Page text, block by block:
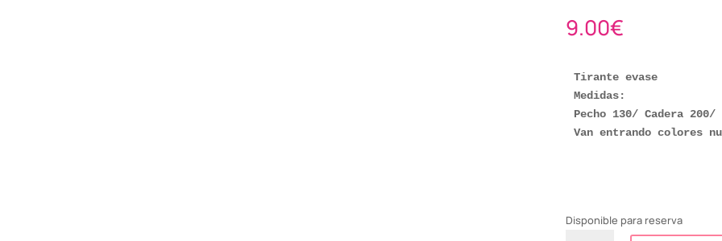
9.00€
Tirante evase
Medidas:
Pecho 130/ Cadera 200/
Van entrando colores
Disponible para reserva